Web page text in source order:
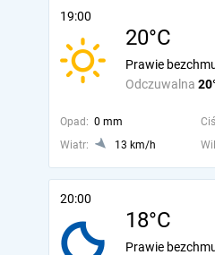
19:00
20°C
Odczuwalna
Prawie
Opad: 0 mm
Wiatr:
13 km/h
20:00
18°C
Prawie